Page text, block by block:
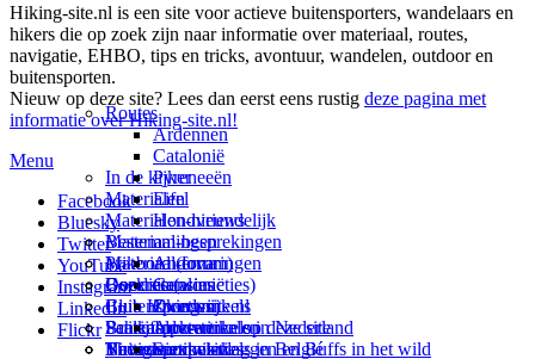
Hiking-site.nl is een site voor actieve buitensporters, wandelaars en
hikers die op zoek zijn naar informatie over materiaal, routes,
navigatie, EHBO, tips en tricks, avontuur, wandelen, outdoor en
buitensporten.
Nieuw op deze site? Lees dan eerst eens rustig deze pagina met
informatie over Hiking-site.nl!
Menu
Facebook
Bluesky
Twitter
YouTube
Instagram
LinkedIn
Flickr
Prikbord (forum)
Goodies (winacties)
Club Hiking-site.nl
Schrijfblok-artikelen
Virtuele exposities
In de kijker
Materialen
Materialen-nieuws
Materiaal-besprekingen
Materiaal-ervaringen
Boekrecensies
Buitensportwinkels
Buitensportwinkels in Nederland
Buitensportwinkels in Belgié
Navigatie
Routes
Ardennen
Catalonië
Pyreneeën
Eifel
Hondvriendelijk
Bestemmingen
Andorra
Catalonië
Zweden
Paalkamperen
Thema-artikelen
Deze site
Over mij
Adverteren op deze site
Summit-vlaggen en Buffs in het wild